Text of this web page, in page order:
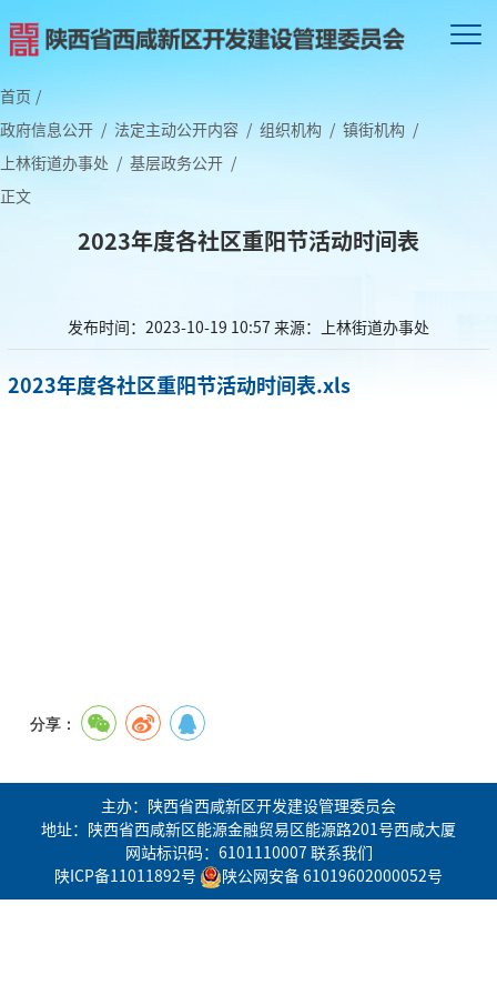
首页 /
政府信息公开 / 法定主动公开内容 / 组织机构 / 镇街机构 /
上林街道办事处 / 基层政务公开 /
正文
2023年度各社区重阳节活动时间表
发布时间：2023-10-19 10:57 来源：上林街道办事处
2023年度各社区重阳节活动时间表.xls
分享：
主办：陕西省西咸新区开发建设管理委员会
地址：陕西省西咸新区能源金融贸易区能源路201号西咸大厦
网站标识码：6101110007 联系我们
陕ICP备11011892号
陕公网安备 61019602000052号